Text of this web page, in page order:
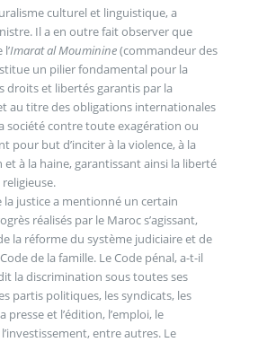
culturel et linguistique, a
Il a en outre fait observer que
Imarat al Mouminine(commandeur des
un pilier fondamental pour la
droits et libertés garantis par la
au titre des obligations internationales
société contre toute exagération ou
pour but d’inciter à la violence, à la
à la haine, garantissant ainsi la liberté
la justice a mentionné un certain
réalisés par le Maroc s’agissant,
la réforme du système judiciaire et de
de la famille. Le Code pénal, a-t-il
la discrimination sous toutes ses
partis politiques, les syndicats, les
presse et l’édition, l’emploi, le
entre autres. Le